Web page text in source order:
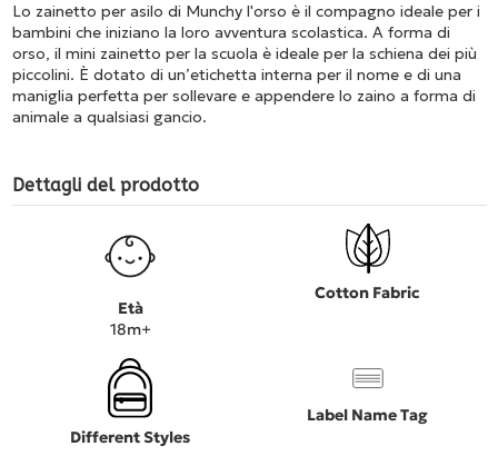
Lo zainetto per asilo di Munchy l'orso è il compagno ideale per i
bambini che iniziano la loro avventura scolastica. A forma di
orso, il mini zainetto per la scuola è ideale per la schiena dei più
piccolini. È dotato di un’etichetta interna per il nome e di una
maniglia perfetta per sollevare e appendere lo zaino a forma di
animale a qualsiasi gancio.
Dettagli del prodotto
Età
18m+
Cotton Fabric
Different Styles
Label Name Tag